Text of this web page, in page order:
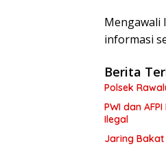
Mengawali
informasi
Berita
Polsek
PWI dan
Ilegal
Jaring Bakat